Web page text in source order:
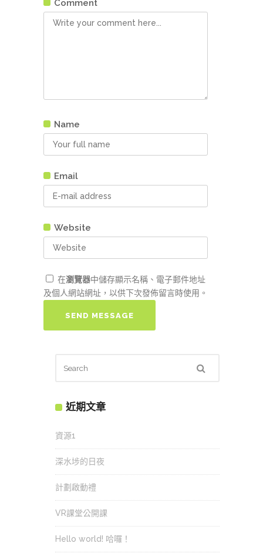
Comment
Name
Email
Website
在瀏覽器中儲存顯示名稱、電子郵件地址
及個人網站網址，以供下次發佈留言時使用。
近期文章
資源1
深水埗的日夜
計劃啟動禮
VR課堂公開課
Hello world! 哈囉！